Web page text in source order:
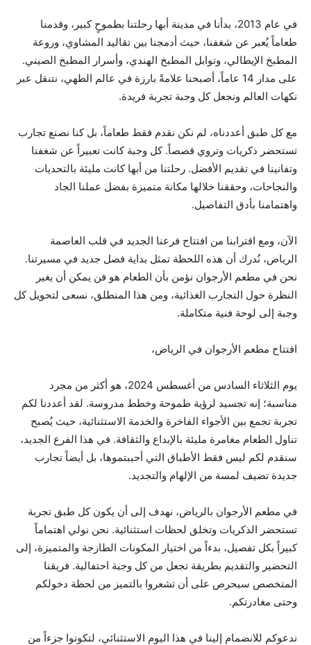
في عام 2013، بدأنا في مدينة أبها رحلتنا بطموحٍ كبير، وقدمنا
طعاماً يُعبر عن شغفنا، حيث أدمجنا بين تقاليد المشاوي، وروعة
المطبخ الإيطالي، وتوابل المطبخ الهندي، وأسرار المطبخ الصيني.
على مدار 14 عاماً، أصبحنا علامةً بارزة في عالم الطهي، نتنقل عبر
نكهات العالم ونجعل كل وجبة تجربة فريدة.
مع كل طبق أعددناه، لم نكن نقدم فقط طعاماً، بل كنا نصنع تجارب
تستحضر ذكريات وتروي قصصاً. كل وجبة كانت تعبيراً عن شغفنا
وتفانينا في تقديم الأفضل. رحلتنا من أبها كانت مليئة بالتحديات
والنجاحات، وحققنا خلالها مكانة متميزة بفضل عملنا الجاد
واهتمامنا بأدق التفاصيل.
الآن، ومع اقترابنا من افتتاح فرعنا الجديد في قلب العاصمة
الرياض، نُدرك أن هذه اللحظة تمثل بداية فصل جديد في مسيرتنا.
نحن في مطعم الأرجوان نؤمن بأن الطعام هو فن يمكن أن يغير
النظرة حول التجارب الغذائية، ومن هذا المنطلق، نسعى لتحويل كل
وجبة إلى لوحة فنية متكاملة.
افتتاح مطعم الأرجوان في الرياض،
يوم الثلاثاء السادس من أغسطس 2024، هو أكثر من مجرد
مناسبة؛ إنه تجسيد لرؤية طموحة وخطط مدروسة. لقد أعددنا لكم
تجربة تجمع بين الأجواء الفاخرة والخدمة الاستثنائية، حيث يُصبح
تناول الطعام مغامرة مليئة بالإبداع والثقافة. في هذا الفرع الجديد،
سنقدم لكم ليس فقط الأطباق التي أحببتموها، بل أيضاً تجارب
جديدة تضيف لمسة من الإلهام والتجديد.
في مطعم الأرجوان بالرياض، نهدف إلى أن يكون كل طبق تجربة
تستحضر الذكريات وتخلق لحظات استثنائية. نحن نولي اهتماماً
كبيراً بكل تفصيل، بدءاً من اختيار المكونات الطازجة والمتميزة، إلى
التحضير والتقديم بطريقة تجعل من كل وجبة احتفالية. فريقنا
المتخصص سيحرص على أن تشعروا بالتميز من لحظة دخولكم
وحتى مغادرتكم.
ندعوكم للانضمام إلينا في هذا اليوم الاستثنائي، لتكونوا جزءاً من